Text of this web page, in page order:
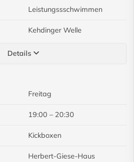
Leistungssschwimmen
Kehdinger Welle
Details
Freitag
19:00 – 20:30
Kickboxen
Herbert-Giese-Haus